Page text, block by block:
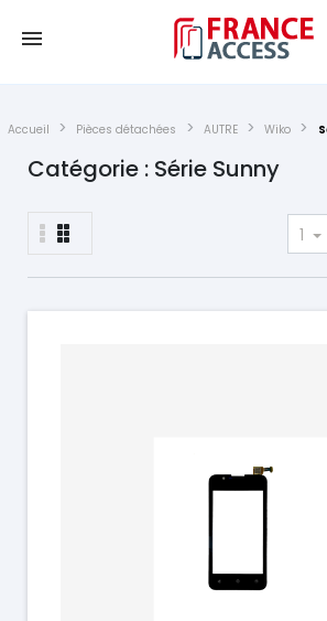
Accueil Pièces détachées AUTRE Wiko
Catégorie : Série Sunny
1